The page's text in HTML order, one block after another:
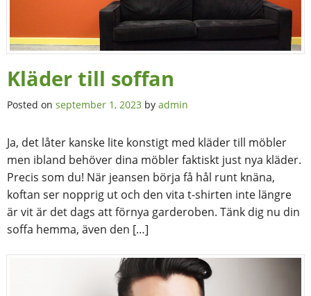
Kläder till soffan
Posted on september 1, 2023 by admin
Ja, det låter kanske lite konstigt med kläder till möbler
men ibland behöver dina möbler faktiskt just nya kläder.
Precis som du! När jeansen börja få hål runt knäna,
koftan ser nopprig ut och den vita t-shirten inte längre
är vit är det dags att förnya garderoben. Tänk dig nu din
soffa hemma, även den […]